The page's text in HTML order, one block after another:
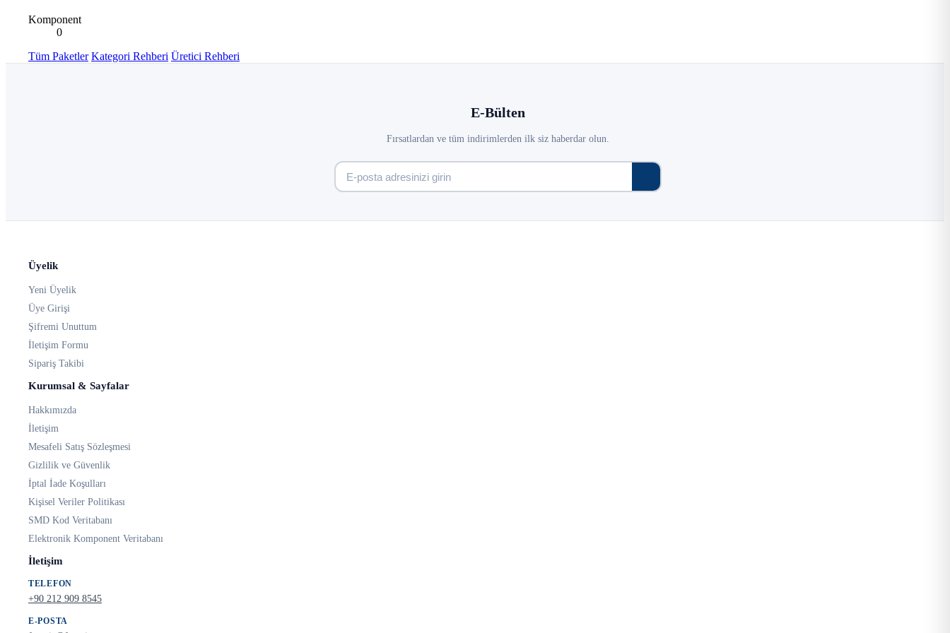
Komponent
0
Tüm Paketler Kategori Rehberi Üretici Rehberi
E-Bülten
Fırsatlardan ve tüm indirimlerden ilk siz haberdar olun.
Üyelik
Yeni Üyelik
Üye Girişi
Şifremi Unuttum
İletişim Formu
Sipariş Takibi
Kurumsal & Sayfalar
Hakkımızda
İletişim
Mesafeli Satış Sözleşmesi
Gizlilik ve Güvenlik
İptal İade Koşulları
Kişisel Veriler Politikası
SMD Kod Veritabanı
Elektronik Komponent Veritabanı
İletişim
TELEFON
+90 212 909 8545
E-POSTA